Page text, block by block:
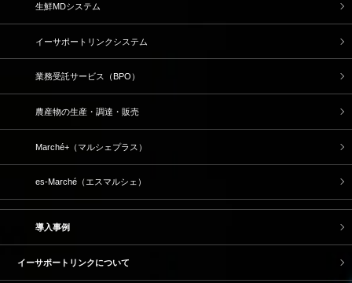
生鮮MDシステム
イーサポートリンクシステム
業務受託サービス（BPO）
農産物の生産・調達・販売
Marché+（マルシェプラス）
es-Marché（エスマルシェ）
導入事例
イーサポートリンクについて